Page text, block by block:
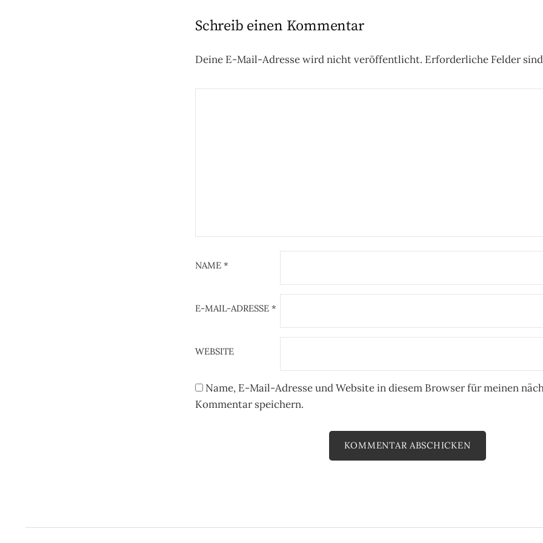
Schreib einen Kommentar
Deine E-Mail-Adresse wird nicht veröffentlicht. Erforderliche Felder
NAME *
E-MAIL-ADRESSE *
WEBSITE
Name, E-Mail-Adresse und Website in diesem Browser für meinen
Kommentar speichern.